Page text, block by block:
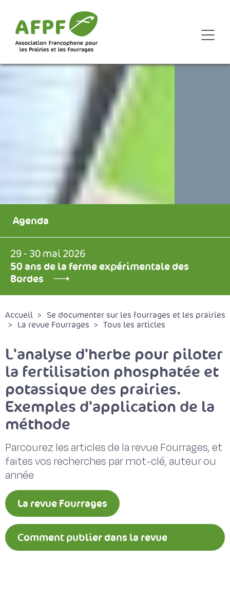
Agenda
29 - 30 mai 2026
50 ans de la ferme expérimentale des
Bordes
Accueil
Se documenter sur les fourrages et les prairies
La revue Fourrages
Tous les articles
L'analyse d'herbe pour piloter
la fertilisation phosphatée et
potassique des prairies.
Exemples d'application de la
méthode
Parcourez les articles de la revue Fourrages, et
faites vos recherches par mot-clé, auteur ou
année
La revue Fourrages
Comment publier dans la revue